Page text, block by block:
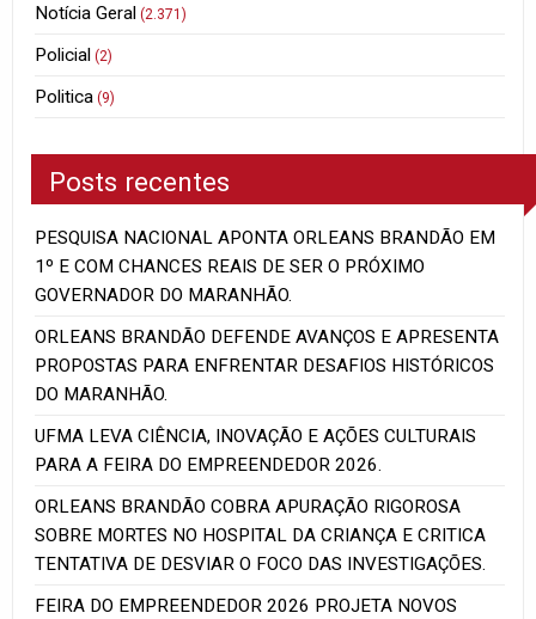
Notícia Geral (2.371)
Policial (2)
Politica (9)
Posts recentes
PESQUISA NACIONAL APONTA ORLEANS BRANDÃO EM
1º E COM CHANCES REAIS DE SER O PRÓXIMO
GOVERNADOR DO MARANHÃO.
ORLEANS BRANDÃO DEFENDE AVANÇOS E APRESENTA
PROPOSTAS PARA ENFRENTAR DESAFIOS HISTÓRICOS
DO MARANHÃO.
UFMA LEVA CIÊNCIA, INOVAÇÃO E AÇÕES CULTURAIS
PARA A FEIRA DO EMPREENDEDOR 2026.
ORLEANS BRANDÃO COBRA APURAÇÃO RIGOROSA
SOBRE MORTES NO HOSPITAL DA CRIANÇA E CRITICA
TENTATIVA DE DESVIAR O FOCO DAS INVESTIGAÇÕES.
FEIRA DO EMPREENDEDOR 2026 PROJETA NOVOS